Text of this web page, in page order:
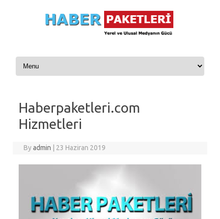
Skip to content
Haberpaketleri.com
Hizmetleri
Byadmin 23 Haziran 2019